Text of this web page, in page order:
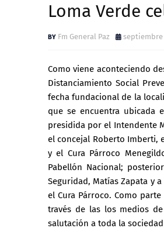
Loma Verde
Fm General Paz septiembre
Como viene aconteciendo
Distanciamiento Social
fecha fundacional de la
que se encuentra ubicada
presidida por el Intendente
el concejal Roberto Imberti,
y el Cura Párroco
Pabellón Nacional;
Seguridad, Matías Zapata y
el Cura Párroco. Como
través de las los medios
salutación a toda la